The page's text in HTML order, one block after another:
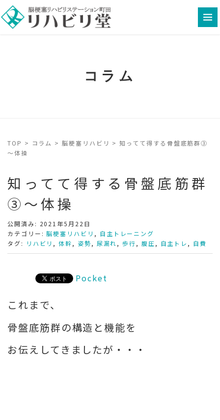
コラム
TOP > コラム >脳梗塞リハビリ >知ってて得する骨盤底筋群③
～体操
知ってて得する骨盤底筋群
③～体操
公開済み: 2021年5月22日
カテゴリー:脳梗塞リハビリ , 自主トレーニング
タグ:
リハビリ ,体幹, 姿勢, 尿漏れ,歩行, 腹圧, 自主トレ , 自費
Pocket
これまで、
骨盤底筋群の構造と機能を
お伝えしてきましたが・・・